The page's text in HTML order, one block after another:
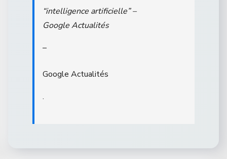
“intelligence artificielle” –
Google Actualités
–
Google Actualités
.